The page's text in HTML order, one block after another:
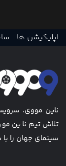
اپلیکیشن ها
ناین مووی،
تلاش تیم ناین
سینمای جهان را با